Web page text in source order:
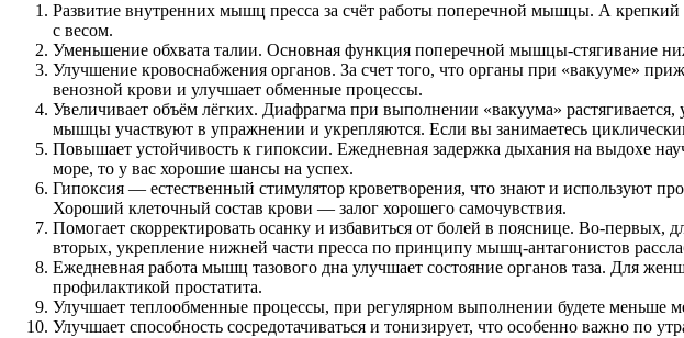
Развитие внутренних мышц пресса за счёт работы поперечной мышцы. А
с весом.
Уменьшение обхвата талии. Основная функция поперечной мышцы-стягивание
Улучшение кровоснабжения органов. За счет того, что органы при «вакууме»
венозной крови и улучшает обменные процессы.
Увеличивает объём лёгких. Диафрагма при выполнении «вакуума»
мышцы участвуют в упражнении и укрепляются. Если вы занимаетесь
Повышает устойчивость к гипоксии. Ежедневная задержка дыхания на выдохе
море, то у вас хорошие шансы на успех.
Гипоксия — естественный стимулятор кроветворения, что знают и используют
Хороший клеточный состав крови — залог хорошего самочувствия.
Помогает скорректировать осанку и избавиться от болей в пояснице. Во-
вторых, укрепление нижней части пресса по принципу мышц-антагонистов
Ежедневная работа мышц тазового дна улучшает состояние органов таза. Для
профилактикой простатита.
Улучшает теплообменные процессы, при регулярном выполнении будете меньше
Улучшает способность сосредотачиваться и тонизирует, что особенно важно по